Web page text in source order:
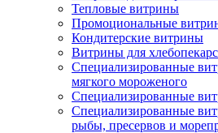
Тепловые витрины
Промоциональные
Кондитерские витрины
Витрины для
Специализированные
мягкого мороженого
Специализированные
Специализированные
рыбы, пресервов и